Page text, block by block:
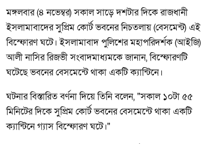
মঙ্গলবার (৪ নভেম্বর) সকাল সাড়ে দশটার দিকে রাজধানী
ইসলামাবাদের সুপ্রিম কোর্ট ভবনের নিচতলায় (বেসমেন্ট) এই
বিস্ফোরণ ঘটে। ইসলামাবাদ পুলিশের মহাপরিদর্শক (আইজি)
আলী নাসির রিজভী সংবাদমাধ্যমকে জানান, বিস্ফোরণটি
ঘটেছে ভবনের বেসমেন্টে থাকা একটি ক্যান্টিনে।
ঘটনার বিস্তারিত বর্ণনা দিয়ে তিনি বলেন, "সকাল ১০টা ৫৫
মিনিটের দিকে সুপ্রিম কোর্ট ভবনের বেসমেন্টে থাকা একটি
ক্যান্টিনে গ্যাস বিস্ফোরণ ঘটে।"